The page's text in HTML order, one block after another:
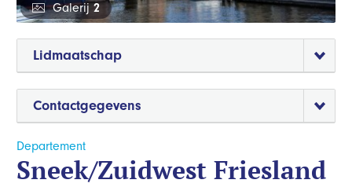
Galerij2
Lidmaatschap
Contactgegevens
Departement
Sneek/Zuidwest Friesland